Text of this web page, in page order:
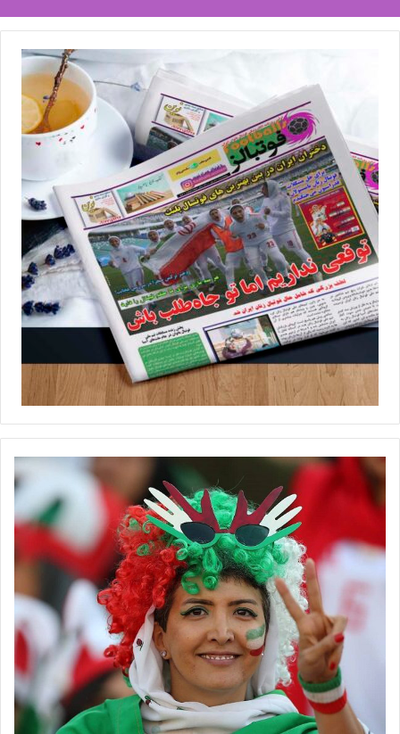
توضیح داد: «پیش از آنکه مصوبه نهایی شود، آقای درویش به دنبال
تیم‌داری بودند اما به‌نظر می‌رسد باتوجه به شرایط باشگاه پرسپولیس،
فعلاً آن‌ها قصدی برای حضور در عرصه فوتبال زنان ندارند. مسئولان
باشگاه استقلال هم هیچ پیگیری در روزهای گذشته نداشته‌اند و نامه‌ای
هم از سوی باشگاه‌هایی مانند تراکتور تبریز و فولاد خوزستان نیامده
است».
ناظمی با اشاره به تسهیلات به‌وجود آمده برای باشگاه‌ها گفت:
«ضرب‌الاجل ما به باشگاه تا هفدهم تیرماه است اما باتوجه به تعویق
مسابقات لیگ برتر، این زمان هم تمدید خواهد شد. امیدوارم در راستای
رشد کیفی لیگ برتر فوتبال زنان، باشگاه‌های نام‌آشنا هم به فعالیت در
این رقابت‌ها ترغیب شوند و طی روزهای آینده باشگاه‌های بیشتری
آمادگی خود را برای حضور در لیگ برتر فوتبال زنان اعلام کنند».
سپاهان اصفهان و ملوان بندرانزلی تنها باشگاه‌های حاضر در لیگ برتر
فوتبال مردان ایران هستند که در لیگ برتر زنان هم تیم‌داری می‌کنند و
به این جمع، نام باشگاه‌های شمس‌آذر قزوین، استقلال خوزستان و
فرصت برای اعلام باشگاه‌ها، به شمار تیم‌های شرکت‌کننده در فصل
جدید لیگ برتر فوتبال زنان افزوده شود.خواب تابستانی استقلال و
پرسپولیس!
◾️با فوتبالز همراه شوید◾️فوتبالز را در اینستاگرام دنبال کنید
footballs.women@
برچسب ها فوتبال بانوان فوتبال زنان لیگ برتر